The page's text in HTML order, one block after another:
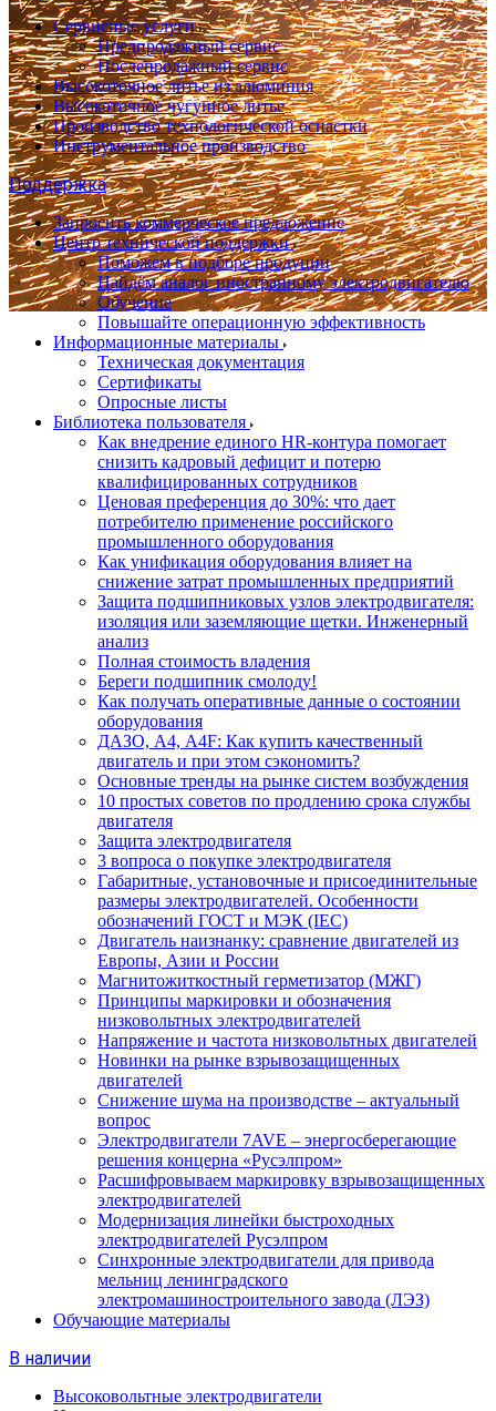
Сервисные услуги
Предпродажный сервис
Послепродажный сервис
Высокоточное литье из алюминия
Высокоточное чугунное литье
Производство технологической оснастки
Инструментальное производство
Поддержка
Запросить коммерческое предложение
Центр технической поддержки
Поможем в подборе продуции
Найдём аналог иностранному электродвигателю
Обучение
Повышайте операционную эффективность
Информационные материалы
Техническая документация
Сертификаты
Опросные листы
Библиотека пользователя
Как внедрение единого HR-контура помогает
снизить кадровый дефицит и потерю
квалифицированных сотрудников
Ценовая преференция до 30%: что дает
потребителю применение российского
промышленного оборудования
Как унификация оборудования влияет на
снижение затрат промышленных предприятий
Защита подшипниковых узлов электродвигателя:
изоляция или заземляющие щетки. Инженерный
анализ
Полная стоимость владения
Береги подшипник смолоду!
Как получать оперативные данные о состоянии
оборудования
ДАЗО, А4, А4F: Как купить качественный
двигатель и при этом сэкономить?
Основные тренды на рынке систем возбуждения
10 простых советов по продлению срока службы
двигателя
Защита электродвигателя
3 вопроса о покупке электродвигателя
Габаритные, установочные и присоединительные
размеры электродвигателей. Особенности
обозначений ГОСТ и МЭК (IEC)
Двигатель наизнанку: сравнение двигателей из
Европы, Азии и России
Магнитожиткостный герметизатор (МЖГ)
Принципы маркировки и обозначения
низковольтных электродвигателей
Напряжение и частота низковольтных двигателей
Новинки на рынке взрывозащищенных
двигателей
Снижение шума на производстве – актуальный
вопрос
Электродвигатели 7AVE – энергосберегающие
решения концерна «Русэлпром»
Расшифровываем маркировку взрывозащищенных
электродвигателей
Модернизация линейки быстроходных
электродвигателей Русэлпром
Синхронные электродвигатели для привода
мельниц ленинградского
электромашиностроительного завода (ЛЭЗ)
Обучающие материалы
В наличии
Высоковольтные электродвигатели